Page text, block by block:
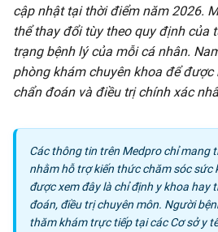
cập nhật tại thời điểm năm 2026.
thể thay đổi tùy theo quy định của
trạng bệnh lý của mỗi cá nhân.
phòng khám chuyên khoa để
chẩn đoán và điều trị chính xác
Các thông tin trên Medpro chỉ mang
nhằm hỗ trợ kiến thức chăm sóc sức
được xem đây là chỉ định y khoa hay
đoán, điều trị chuyên môn. Người
thăm khám trực tiếp tại các Cơ sở y